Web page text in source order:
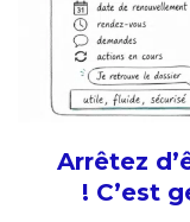
Arrêtez
! C’est